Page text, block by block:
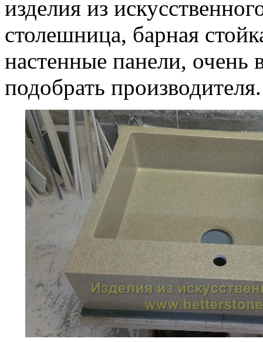
изделия из
столешница, барная
настенные панели, очень
подобрать производителя.